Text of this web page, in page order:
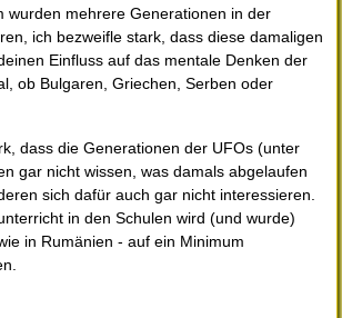
wurden mehrere Generationen in der
ich bezweifle stark, dass diese damaligen
Einfluss auf das mentale Denken der
ob Bulgaren, Griechen, Serben oder
dass die Generationen der UFOs (unter
gar nicht wissen, was damals abgelaufen
sich dafür auch gar nicht interessieren.
in den Schulen wird (und wurde)
in Rumänien - auf ein Minimum